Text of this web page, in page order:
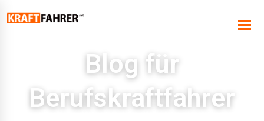
Blog für
Berufskraftfahrer